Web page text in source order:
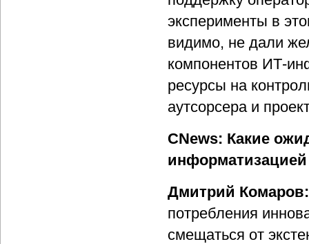
эксперименты в
видимо, не дали
компонентов ИТ-
ресурсы на
аутсорсера и
CNews: Какие
информатизацией
Дмитрий
потребления
смещаться от